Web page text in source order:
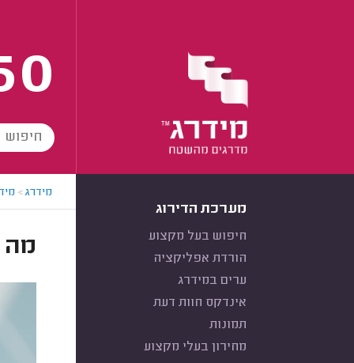
מערכת הדירוג
חיפוש בעל מקצוע
הורדת אפליקציה
ערים במידרג
אינדקס חוות דעת
תמונות
מחירון בעלי מקצוע
מידרג>
מה